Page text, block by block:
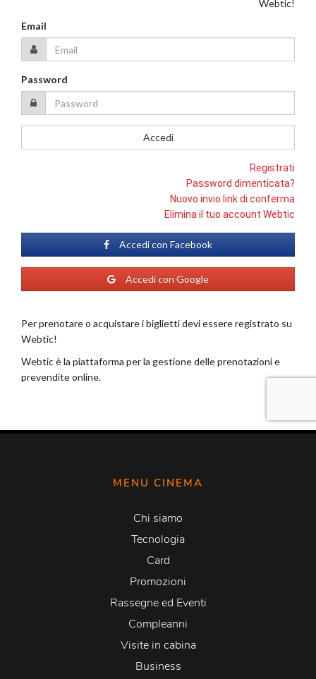
MENU CINEMA
Chi siamo
Tecnologia
Card
Promozioni
Rassegne ed Eventi
Compleanni
Visite in cabina
Business